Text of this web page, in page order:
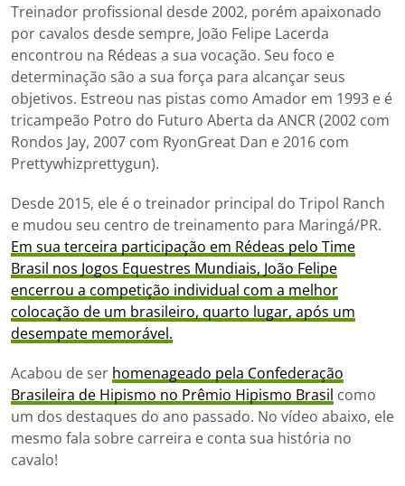
Treinador profissional desde 2002, porém apaixonado
por cavalos desde sempre, João Felipe Lacerda
encontrou na Rédeas a sua vocação. Seu foco e
determinação são a sua força para alcançar seus
objetivos. Estreou nas pistas como Amador em 1993 e é
tricampeão Potro do Futuro Aberta da ANCR (2002 com
Rondos Jay, 2007 com RyonGreat Dan e 2016 com
Prettywhizprettygun).
Desde 2015, ele é o treinador principal do Tripol Ranch
e mudou seu centro de treinamento para Maringá/PR.
Em sua terceira participação em Rédeas pelo Time
Brasil nos Jogos Equestres Mundiais, João Felipe
encerrou a competição individual com a melhor
colocação de um brasileiro, quarto lugar, após um
desempate memorável.
Acabou de ser homenageado pela Confederação
Brasileira de Hipismo no Prêmio Hipismo Brasil como
um dos destaques do ano passado. No vídeo abaixo, ele
mesmo fala sobre carreira e conta sua história no
cavalo!